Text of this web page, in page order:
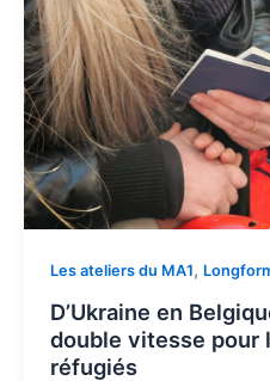
Les ateliers du MA1,
D’Ukraine en
double vitesse pour
réfugiés